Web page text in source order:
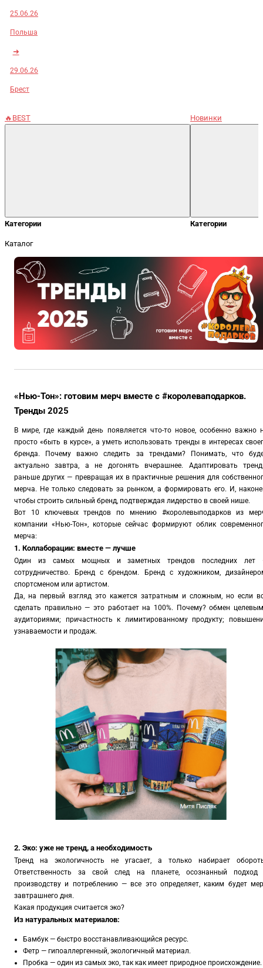
25.06.26
Польша
➜
29.06.26
Брест
🔥BEST
Категории
Новинки
Категории
Каталог
«Нью-Тон»: готовим мерч вместе с #королеваподарков.
Тренды 2025
В мире, где каждый день появляется что-то новое, особенно важно
просто «быть в курсе», а уметь использовать тренды в интересах
бренда. Почему важно следить за трендами? Понимать, что
актуально завтра, а не догонять вчерашнее. Адаптировать
раньше других — превращая их в практичные решения для
мерча. Не только следовать за рынком, а формировать его. И,
чтобы строить сильный бренд, подтверждая лидерство в своей нише.
Вот 10 ключевых трендов по мнению #королевыподарков из
компании «Нью-Тон», которые сейчас формируют облик
мерча:
1. Коллаборации: вместе — лучше
Один из самых мощных и заметных трендов последних лет
сотрудничество. Бренд с брендом. Бренд с художником,
спортсменом или артистом.
Да, на первый взгляд это кажется затратным и сложным, но если
сделать правильно — это работает на 100%. Почему? обмен
аудиториями; причастность к лимитированному продукту;
узнаваемости и продаж.
2. Эко: уже не тренд, а необходимость
Тренд на экологичность не угасает, а только набирает
Ответственность за свой след на планете, осознанный подход
производству и потреблению — все это определяет, каким будет
завтрашнего дня.
Какая продукция считается эко?
Из натуральных материалов:
Бамбук — быстро восстанавливающийся ресурс.
Фетр — гипоаллергенный, экологичный материал.
Пробка — один из самых эко, так как имеет природное происхождение.